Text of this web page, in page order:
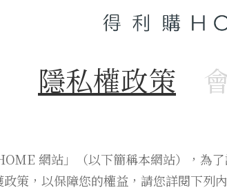
隱私權政策
網站」（以下簡稱本網站），為
策，以保障您的權益，請您詳閱下列內